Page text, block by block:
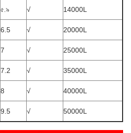
৫.৯ √
14000L
6.5 √
20000L
7 √
25000L
7.2 √
35000L
8 √
40000L
9.5 √ 50000L